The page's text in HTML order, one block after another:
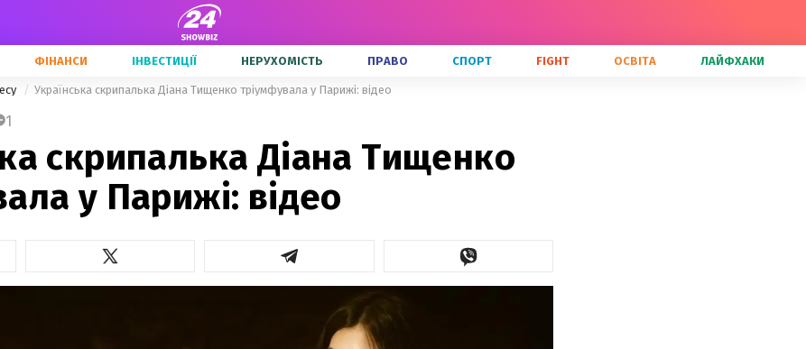
ФІНАНСИ ІНВЕСТИЦІЇ НЕРУХОМІСТЬ ПРАВО СПОРТ FIGHT ОСВІТА ЛАЙФХАКИ
Українська скрипалька Діана Тищенко тріумфувала у Парижі: відео
1
скрипалька Діана Тищенко
у Парижі: відео